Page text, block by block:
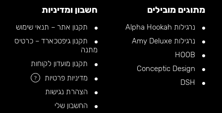
מתוגים מובילים
נרגילות Alpha Hookah
נרגילות Amy Deluxe
חשבון ומדיניות
תקנון אתר – תנאי שימוש
תקנון גיפטכארד – כרטיס
מתנה
תקנון מועדון לקוחות
מדיניות פרטיות
?
הצהרת נגישות
החשבון שלי